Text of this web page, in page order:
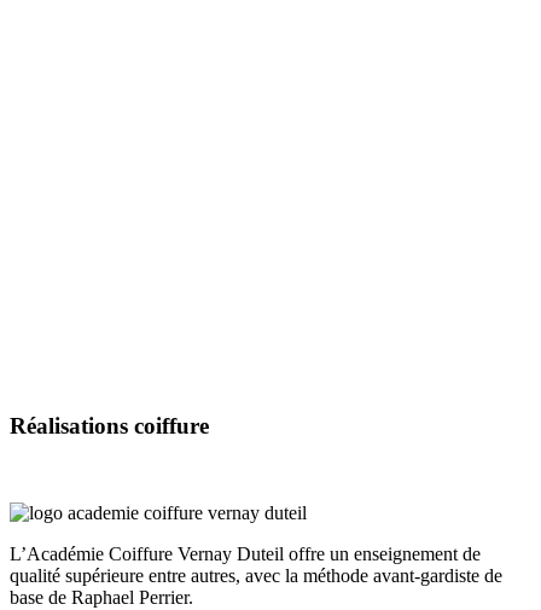
Réalisations coiffure
L’Académie Coiffure Vernay Duteil offre un enseignement de
qualité supérieure entre autres, avec la méthode avant-gardiste de
base de Raphael Perrier.